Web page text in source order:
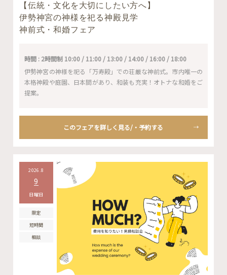
【伝統・文化を大切にしたい方へ】
伊勢神宮の神様を祀る神殿見学
神前式・和婚フェア
時間 : 2時間制 10:00 / 11:00 / 13:00 / 14:00 / 16:00 / 18:00
伊勢神宮の神様を祀る「万寿殿」での荘厳な神前式。市内唯一の
本格神殿や庭園、日本間があり、和装も充実！オトナな和婚をご
提案。
このフェアを詳しく見る/・予約する
2026.8
9
日曜日
限定
短時間
相談